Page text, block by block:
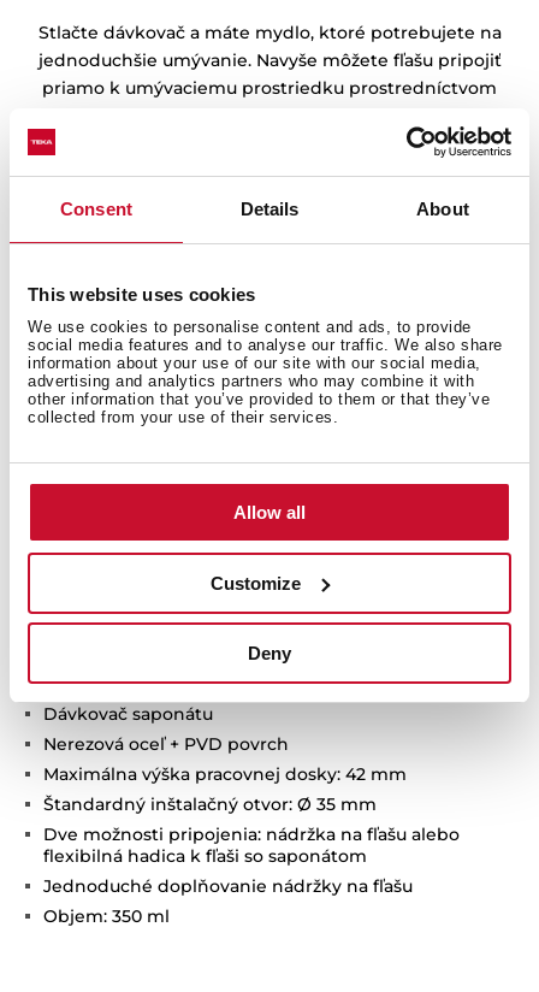
Consent Details About
This website uses cookies
We use cookies to personalise content and ads, to provide
social media features and to analyse our traffic. We also share
information about your use of our site with our social media,
advertising and analytics partners who may combine it with
other information that you’ve provided to them or that they’ve
collected from your use of their services.
Allow all
Customize
Deny
Stlačte dávkovač a máte mydlo, ktoré potrebujete na
jednoduchšie umývanie. Navyše môžete fľašu pripojiť
priamo k umývaciemu prostriedku prostredníctvom
Technické detaily
Dávkovač saponátu
Nerezová oceľ + PVD povrch
Maximálna výška pracovnej dosky: 42 mm
Štandardný inštalačný otvor: Ø 35 mm
Dve možnosti pripojenia: nádržka na fľašu alebo
flexibilná hadica k fľaši so saponátom
Jednoduché doplňovanie nádržky na fľašu
Objem: 350 ml